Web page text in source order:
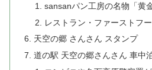
sansanパン工房の名物「黄
レストラン・ファーストフ
天空の郷 さんさん スタンプ
道の駅 天空の郷さんさん 車中